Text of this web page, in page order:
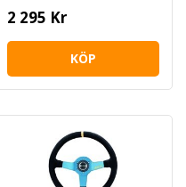
2 295 Kr
KÖP